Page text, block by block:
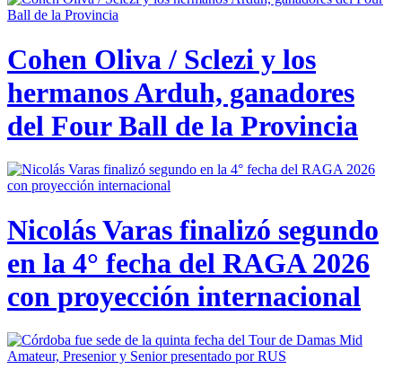
Cohen Oliva / Sclezi y los
hermanos Arduh, ganadores
del Four Ball de la Provincia
Nicolás Varas finalizó segundo
en la 4° fecha del RAGA 2026
con proyección internacional